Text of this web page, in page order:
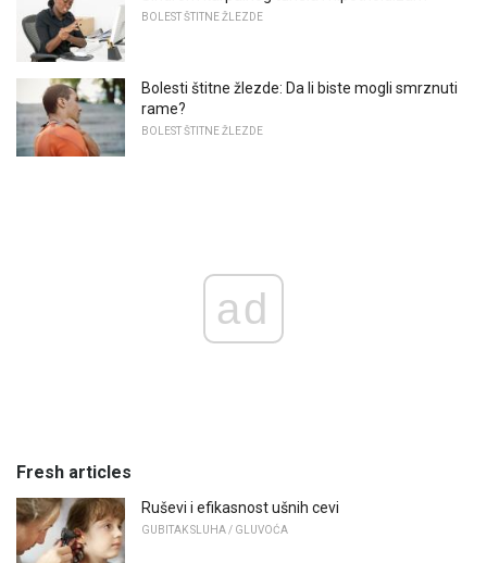
BOLEST ŠTITNE ŽLEZDE
Bolesti štitne žlezde: Da li biste mogli smrznuti
rame?
BOLEST ŠTITNE ŽLEZDE
ad
Fresh articles
Ruševi i efikasnost ušnih cevi
GUBITAK SLUHA / GLUVOĆA